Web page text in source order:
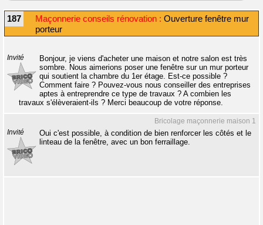
187 Maçonnerie conseils rénovation : Ouverture fenêtre mur
porteur
Invité
Bonjour, je viens d'acheter une maison et notre salon est très
sombre. Nous aimerions poser une fenêtre sur un mur porteur
qui soutient la chambre du 1er étage. Est-ce possible ?
Comment faire ? Pouvez-vous nous conseiller des entreprises
aptes à entreprendre ce type de travaux ? A combien les
travaux s'élèveraient-ils ? Merci beaucoup de votre réponse.
Bricolage maçonnerie maison 1
Invité
Oui c'est possible, à condition de bien renforcer les côtés et le
linteau de la fenêtre, avec un bon ferraillage.